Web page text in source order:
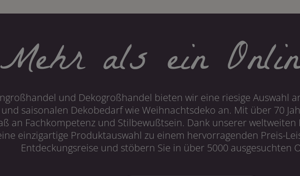
Mehr als ein
und Dekogroßhandel bieten wir eine riesige Auswahl
saisonalen Dekobedarf wie Weihnachtsdeko an. Mit über 70
an Fachkompetenz und Stilbewußtsein. Dank unserer
einzigartige Produktauswahl zu einem hervorragenden Preis-
Entdeckungsreise und stöbern Sie in über 5000 ausgesuchten